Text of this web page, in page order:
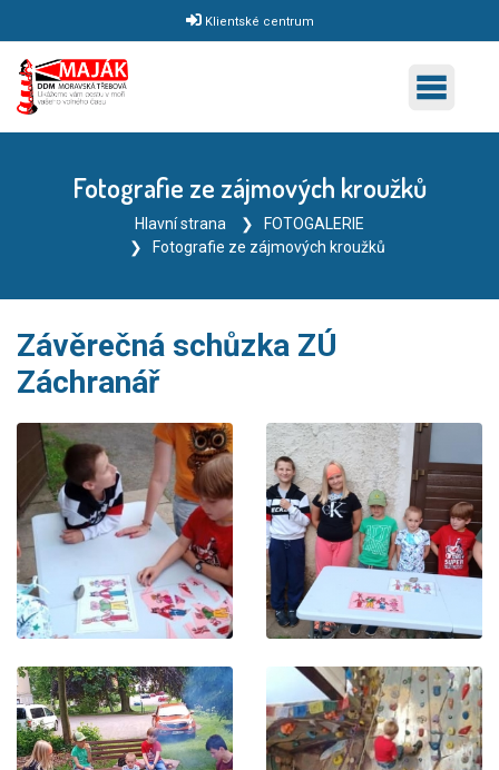
Klientské centrum
Fotografie ze zájmových kroužků
Hlavní strana
FOTOGALERIE
Fotografie ze zájmových kroužků
Závěrečná schůzka ZÚ
Záchranář